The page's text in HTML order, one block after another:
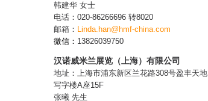
韩建华 女士
电话：020-86266696 转8020
邮箱： Linda.han@hmf-china.com
微信： 13826039750
汉诺威米兰展览（上海）有限公司
地址：上海市浦东新区兰花路308号盈丰天地
写字楼A座15F
张曦 先生